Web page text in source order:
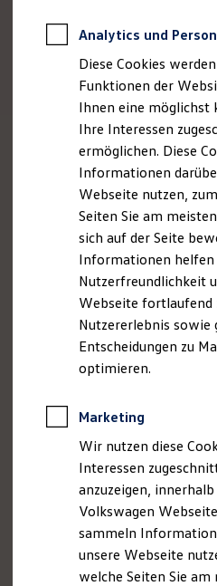
ProfiPartner für
Finanzierung
Für Privatkunden
Für
Leasing
Für Privatkunden
Für
Versicherungen &
Garantien
Kfz-Versicherung
Wartungsverträge
Besitzer & Service
Reparatur & Service
Sommer-Special
Reparatur,
Servicetermin
Service-Vorteile
ServicePlus
Economy Service
Räder & Reifen
Notdienst und
Software,
California App
VW Connect für
VW Connect für
VW Connect für
VW Connect für
Connect Pro
Fleet Interface
Multistop
Übersicht
Analytics und
Diese Cookies
Funktionen der
Ihnen eine
Ihre Interessen
ermöglichen. Diese
Informationen
Webseite nutzen,
Seiten Sie am
sich auf der Seite
Informationen helfen
Nutzerfreundlichkeit
Webseite fortlaufend
Nutzererlebnis sowie
Entscheidungen zu
optimieren.
Marketing
Wir nutzen diese
Interessen
anzuzeigen,
Volkswagen
sammeln
unsere Webseite
welche Seiten Sie